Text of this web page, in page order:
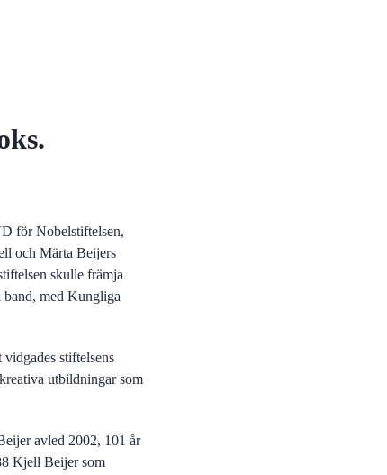
för Nobelstiftelsen,
och Märta Beijers
skulle främja
band, med Kungliga
stiftelsens
utbildningar som
avled 2002, 101 år
Kjell Beijer som